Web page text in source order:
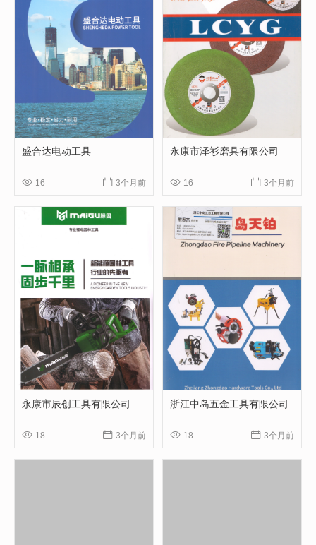
盛合达电动工具
 16  3个月前
永康市泽衫磨具有限公司
 16  3个月前
永康市辰创工具有限公司
 18  3个月前
浙江中岛五金工具有限公司
 18  3个月前